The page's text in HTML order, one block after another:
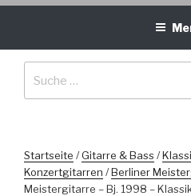
Startseite /Gitarre & Bass /
Konzertgitarren /Berliner
Meistergitarre – Bj. 1998 –